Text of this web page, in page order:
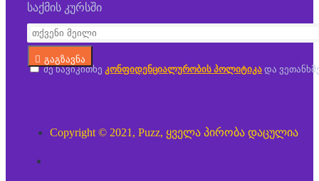
საქმის კურსში
გაგზავნა
მე წავიკითხე კონფიდენციალურობის პოლიტიკა და
Copyright © 2021, Puzz, ყველა პირობა დაცულია